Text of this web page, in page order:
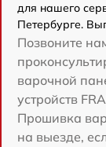
для нашего
Петербурге.
Позвоните
варочной
устройств
Прошивка
на выезде,